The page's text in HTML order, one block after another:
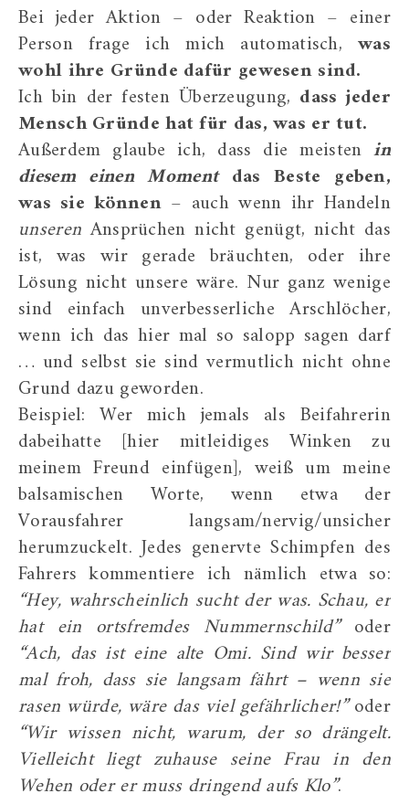
Bei jeder Aktion – oder Reaktion – einer
Person frage ich mich automatisch,was
wohl ihre Gründe dafür gewesen sind.
Ich bin der festen Überzeugung, dass jeder
Mensch Gründe hat für das, was er tut.
Außerdem glaube ich, dass die meistenin
diesem einen Momentdas Beste geben,
was sie können – auch wenn ihr Handeln
unseren Ansprüchen nicht genügt, nicht das
ist, was wir gerade bräuchten, oder ihre
Lösung nicht unsere wäre. Nur ganz wenige
sind einfach unverbesserliche Arschlöcher,
wenn ich das hier mal so salopp sagen darf
… und selbst sie sind vermutlich nicht ohne
Grund dazu geworden.
Beispiel: Wer mich jemals als Beifahrerin
dabeihatte [hier mitleidiges Winken zu
meinem Freund einfügen], weiß um meine
balsamischen Worte, wenn etwa der
Vorausfahrer langsam/nervig/unsicher
herumzuckelt. Jedes genervte Schimpfen des
Fahrers kommentiere ich nämlich etwa so:
“Hey, wahrscheinlich sucht der was. Schau, er
hat ein ortsfremdes Nummernschild”oder
“Ach, das ist eine alte Omi. Sind wir besser
mal froh, dass sie langsam fährt – wenn sie
rasen würde, wäre das viel gefährlicher!”oder
“Wir wissen nicht, warum, der so drängelt.
Vielleicht liegt zuhause seine Frau in den
Wehen oder er muss dringend aufs Klo”.